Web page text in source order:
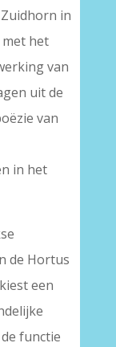
in
met het
van
uit de
van
in het
de Hortus
een
functie